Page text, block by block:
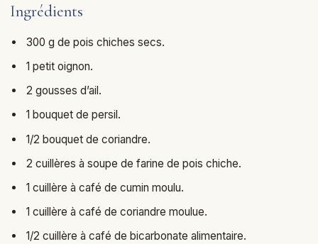
Ingrédients
300 g de pois chiches secs.
1 petit oignon.
2 gousses d’ail.
1 bouquet de persil.
1/2 bouquet de coriandre.
2 cuillères à soupe de farine de pois chiche.
1 cuillère à café de cumin moulu.
1 cuillère à café de coriandre moulue.
1/2 cuillère à café de bicarbonate alimentaire.